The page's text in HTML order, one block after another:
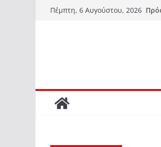
Μετάβαση
Πέμπτη, 6 Αυγούστου, 2026